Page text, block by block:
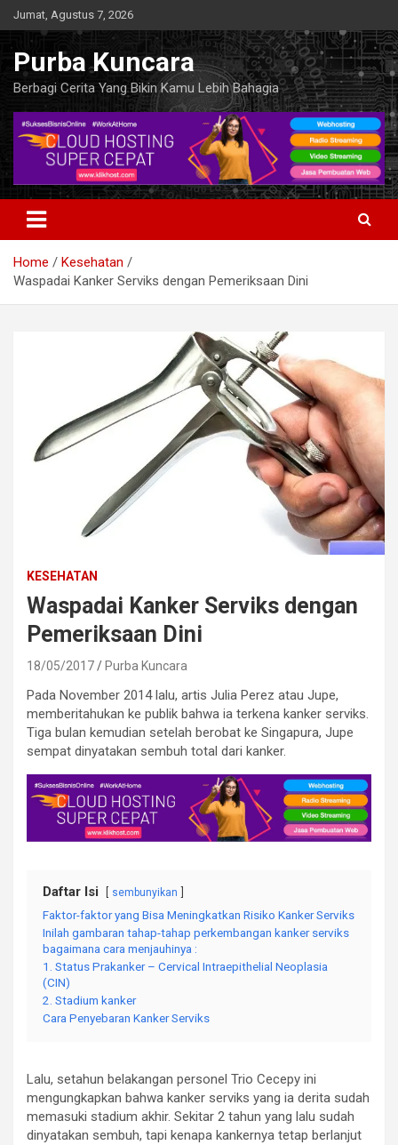
Skip
to
content
Jumat, Agustus 7, 2026
Purba Kuncara
Berbagi Cerita Yang Bikin Kamu Lebih Bahagia
Home
Kesehatan
Waspadai Kanker Serviks dengan Pemeriksaan Dini
KESEHATAN
Waspadai Kanker Serviks dengan
Pemeriksaan Dini
18/05/2017 Purba Kuncara
Pada November 2014 lalu, artis Julia Perez atau Jupe,
memberitahukan ke publik bahwa ia terkena kanker serviks.
Tiga bulan kemudian setelah berobat ke Singapura, Jupe
sempat dinyatakan sembuh total dari kanker.
Daftar Isi sembunyikan
Faktor-faktor yang Bisa Meningkatkan Risiko Kanker Serviks
Inilah gambaran tahap-tahap perkembangan kanker serviks
bagaimana cara menjauhinya :
1. Status Prakanker – Cervical Intraepithelial Neoplasia
(CIN)
2. Stadium kanker
Cara Penyebaran Kanker Serviks
Lalu, setahun belakangan personel Trio Cecepy ini
mengungkapkan bahwa kanker serviks yang ia derita sudah
memasuki stadium akhir. Sekitar 2 tahun yang lalu sudah
dinyatakan sembuh, tapi kenapa kankernya tetap berlanjut